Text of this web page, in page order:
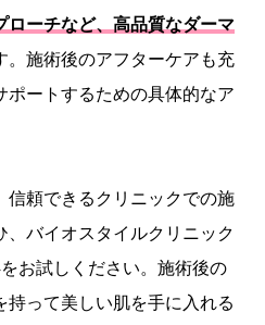
ローチなど、高品質なダーマ
。施術後のアフターケアも充
ポートするための具体的なア
信頼できるクリニックでの施
バイオスタイルクリニック
お試しください。施術後の
持って美しい肌を手に入れる